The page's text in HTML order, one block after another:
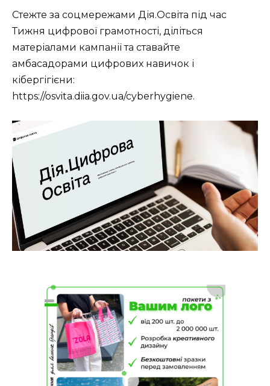
Стежте за соцмережами Дія.Освіта під час
Тижня цифрової грамотності, діліться
матеріалами кампанії та ставайте
амбасадорами цифрових навичок і
кібергігієни:
https://osvita.diia.gov.ua/cyberhygiene.